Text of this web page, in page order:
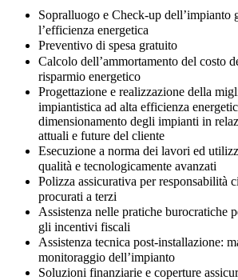
Sopralluogo e Check-up dell’impianto
l’efficienza energetica
Preventivo di spesa gratuito
Calcolo dell’ammortamento del costo
risparmio energetico
Progettazione e realizzazione della
impiantistica ad alta efficienza
dimensionamento degli impianti in
attuali e future del cliente
Esecuzione a norma dei lavori ed
qualità e tecnologicamente avanzati
Polizza assicurativa per responsabilità
procurati a terzi
Assistenza nelle pratiche burocratiche
gli incentivi fiscali
Assistenza tecnica post-installazione:
monitoraggio dell’impianto
Soluzioni finanziarie e coperture